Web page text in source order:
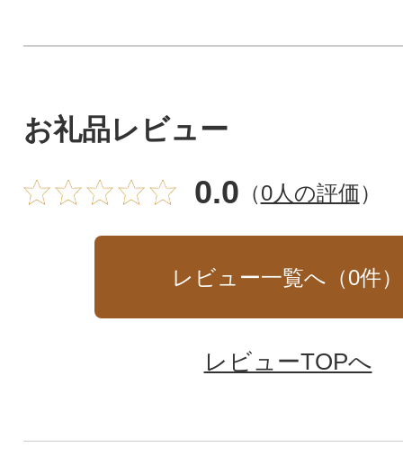
お礼品レビュー
0.0 （0人の評価）
レビュー一覧へ（0件）
レビューTOPへ